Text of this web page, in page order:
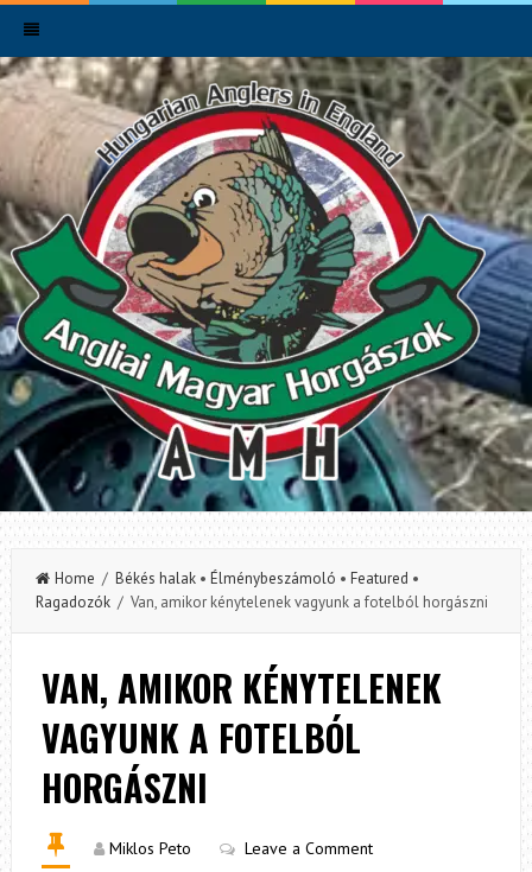
Home / Békés halak• Élménybeszámoló • Featured •
Ragadozók/ Van, amikor kénytelenek vagyunk a fotelból horgászni
VAN, AMIKOR KÉNYTELENEK
VAGYUNK A FOTELBÓL
HORGÁSZNI
Miklos Peto Leave a Comment